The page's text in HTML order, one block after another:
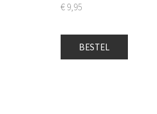
€ 9,95
BESTEL